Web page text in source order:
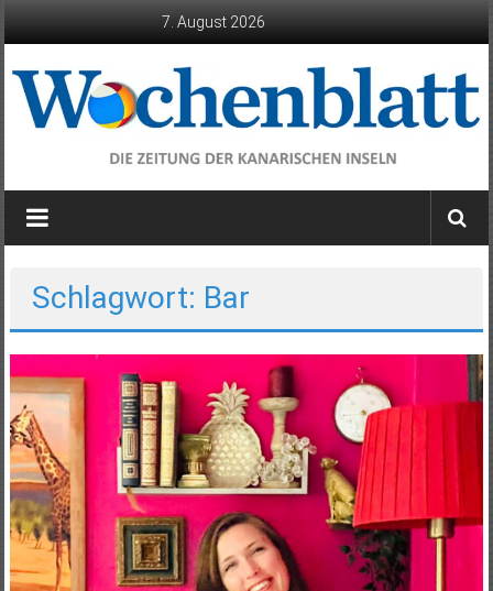
7. August 2026
Wochenblatt
die
Kanarischen
Inseln
Schlagwort: Bar